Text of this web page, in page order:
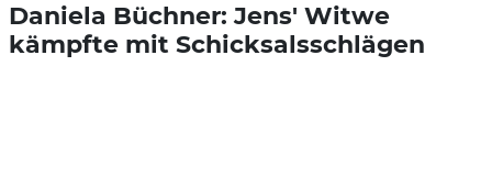
Daniela Büchner: Jens' Witwe
kämpfte mit Schicksalsschlägen